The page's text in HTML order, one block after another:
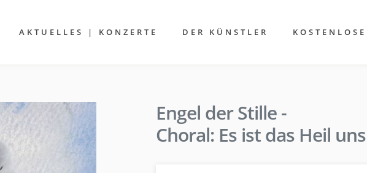
AKTUELLES | KONZERTE DER KÜNSTLER
Engel der Stille -
Choral: Es ist das Heil